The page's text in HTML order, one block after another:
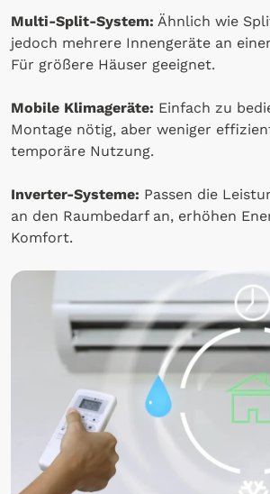
Multi-Split-System: Ähnlich wie
jedoch mehrere Innengeräte an
Für größere Häuser geeignet.
Mobile Klimageräte: Einfach zu
Montage nötig, aber weniger
temporäre Nutzung.
Inverter-Systeme: Passen die
an den Raumbedarf an, erhöhen
Komfort.